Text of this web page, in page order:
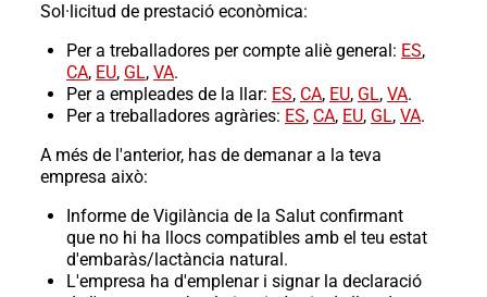
Sol·licitud de prestació econòmica:
Per a treballadores per compte aliè general: ES,
CA, EU, GL, VA.
Per a empleades de la llar: ES, CA, EU, GL, VA.
Per a treballadores agràries: ES, CA, EU, GL, VA.
A més de l'anterior, has de demanar a la teva
empresa això:
Informe de Vigilància de la Salut confirmant
que no hi ha llocs compatibles amb el teu estat
d'embaràs/lactància natural.
L'empresa ha d'emplenar i signar la declaració